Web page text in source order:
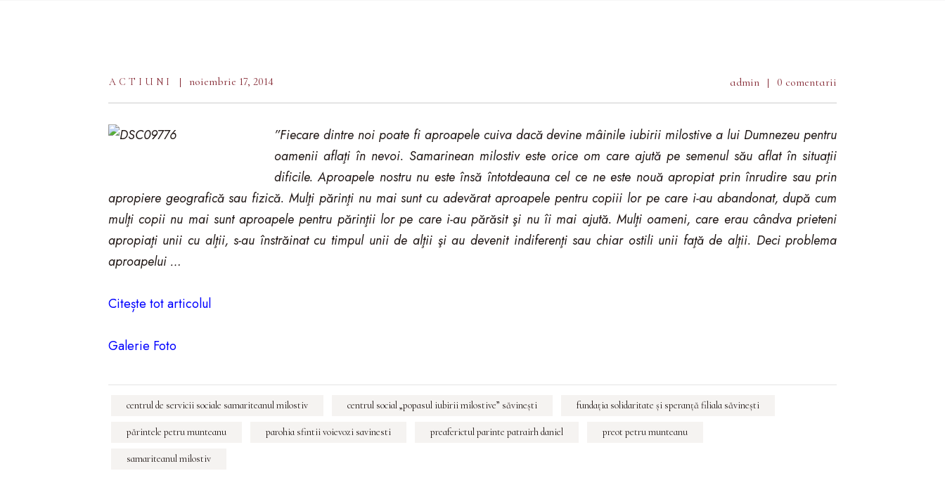
ACTIUNI noiembrie 17, 2014 admin 0 comentarii
”Fiecare dintre noi poate fi aproapele cuiva dacă devine mâinile iubirii milostive a lui Dumnezeu pentru
oamenii aflaţi în nevoi. Samarinean milostiv este orice om care ajută pe semenul său aflat în situaţii
dificile. Aproapele nostru nu este însă întotdeauna cel ce ne este nouă apropiat prin înrudire sau prin
apropiere geografică sau fizică. Mulţi părinţi nu mai sunt cu adevărat aproapele pentru copiii lor pe care i-au abandonat, după cum
mulţi copii nu mai sunt aproapele pentru părinţii lor pe care i-au părăsit şi nu îi mai ajută. Mulţi oameni, care erau cândva prieteni
apropiaţi unii cu alţii, s-au înstrăinat cu timpul unii de alţii şi au devenit indiferenţi sau chiar ostili unii faţă de alţii. Deci problema
aproapelui …
Citește tot articolul
Galerie Foto
centrul de servicii sociale samariteanul milostiv centrul social „popasul iubirii milostive” săvineşti fundaţia solidaritate şi speranţă filiala săvineşti
părintele petru munteanu parohia sfintii voievozi savinesti preaferictul parinte patrairh daniel preot petru munteanu
samariteanul milostiv